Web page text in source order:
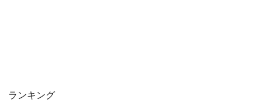
ランキング